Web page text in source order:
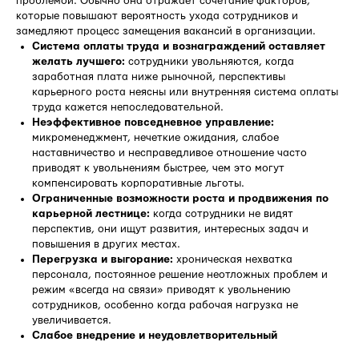
которые повышают вероятность ухода сотрудников и
замедляют процесс замещения вакансий в организации.
Система оплаты труда и вознаграждений оставляет
желать лучшего: сотрудники увольняются, когда
заработная плата ниже рыночной, перспективы
карьерного роста неясны или внутренняя система оплаты
труда кажется непоследовательной.
Неэффективное повседневное управление:
микроменеджмент, нечеткие ожидания, слабое
наставничество и несправедливое отношение часто
приводят к увольнениям быстрее, чем это могут
компенсировать корпоративные льготы.
Ограниченные возможности роста и продвижения по
карьерной лестнице: когда сотрудники не видят
перспектив, они ищут развития, интересных задач и
повышения в других местах.
Перегрузка и выгорание: хроническая нехватка
персонала, постоянное решение неотложных проблем и
режим «всегда на связи» приводят к увольнению
сотрудников, особенно когда рабочая нагрузка не
увеличивается.
Слабое внедрение и неудовлетворительный